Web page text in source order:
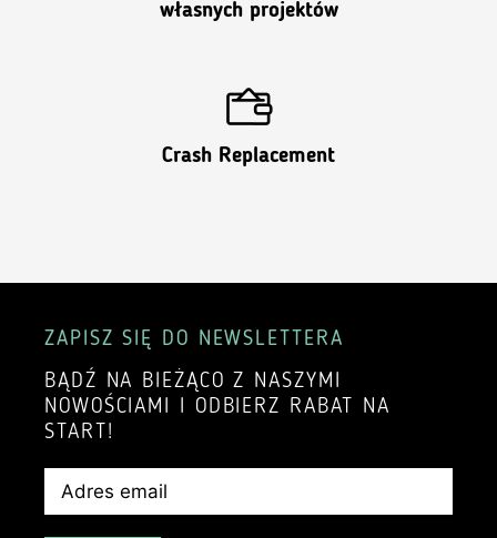
własnych projektów
Crash Replacement
ZAPISZ SIĘ DO NEWSLETTERA
BĄDŹ NA BIEŻĄCO Z NASZYMI
NOWOŚCIAMI I ODBIERZ RABAT NA
START!